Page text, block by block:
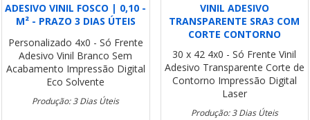
ADESIVO VINIL FOSCO | 0,10 -
M² - PRAZO 3 DIAS ÚTEIS
Personalizado 4x0 - Só Frente
Adesivo Vinil Branco Sem
Acabamento Impressão Digital
Eco Solvente
Produção: 3 Dias Úteis
VINIL ADESIVO
TRANSPARENTE SRA3 COM
CORTE CONTORNO
30 x 42 4x0 - Só Frente Vinil
Adesivo Transparente Corte de
Contorno Impressão Digital
Laser
Produção: 3 Dias Úteis